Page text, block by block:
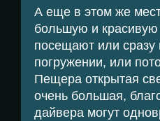
А еще в этом же
большую и
посещают или сразу
погружении, или
Пещера открытая
очень большая,
дайвера могут